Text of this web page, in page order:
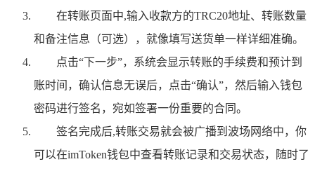
在转账页面中,输入收款方的TRC20地址、转账数量
和备注信息（可选），就像填写送货单一样详细准确。
点击“下一步”，系统会显示转账的手续费和预计到
账时间，确认信息无误后，点击“确认”，然后输入钱包
密码进行签名，宛如签署一份重要的合同。
签名完成后,转账交易就会被广播到波场网络中，你
可以在imToken钱包中查看转账记录和交易状态，随时了